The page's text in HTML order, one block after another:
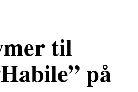
til
på